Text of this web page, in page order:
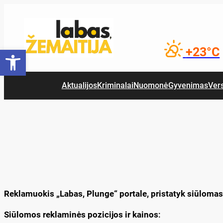
Open toolbar +23°C
AktualijosKriminalai NuomonėGyvenimas
Reklamuokis „Labas, Plunge“ portale, pristatyk
Siūlomos reklaminės pozicijos ir kainos: